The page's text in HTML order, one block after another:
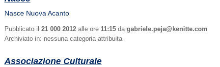
Nasce Nuova Acanto
Pubblicato il 21 000 2012 alle ore 11:15 da gabriele.peja@kenitte.com
Archiviato in: nessuna categoria attribuita
Associazione Culturale